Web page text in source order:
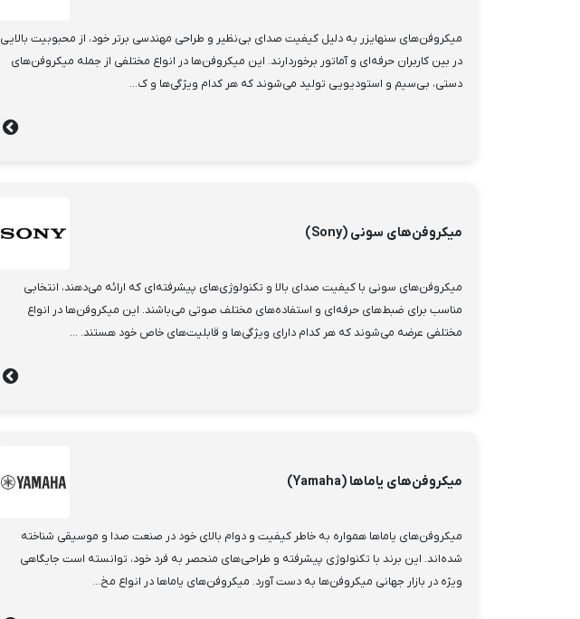
میکروفن‌های سنهایزر به دلیل کیفیت صدای بی‌نظیر و طراحی مهندسی برتر خود، از محبوبیت بالایی
در بین کاربران حرفه‌ای و آماتور برخوردارند. این میکروفن‌ها در انواع مختلفی از جمله میکروفن‌های
دستی، بی‌سیم و استودیویی تولید می‌شوند که هر کدام ویژگی‌ها و ک...
میکروفن‌های سونی (Sony)
میکروفن‌های سونی با کیفیت صدای بالا و تکنولوژی‌های پیشرفته‌ای که ارائه می‌دهند، انتخابی
مناسب برای ضبط‌های حرفه‌ای و استفاده‌های مختلف صوتی می‌باشند. این میکروفن‌ها در انواع
مختلفی عرضه می‌شوند که هر کدام دارای ویژگی‌ها و قابلیت‌های خاص خود هستند. ...
میکروفن‌های یاماها (Yamaha)
میکروفن‌های یاماها همواره به خاطر کیفیت و دوام بالای خود در صنعت صدا و موسیقی شناخته
شده‌اند. این برند با تکنولوژی پیشرفته و طراحی‌های منحصر به فرد خود، توانسته است جایگاهی
ویژه در بازار جهانی میکروفن‌ها به دست آورد. میکروفن‌های یاماها در انواع مخ...